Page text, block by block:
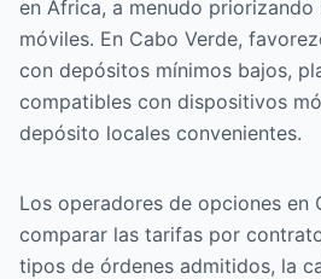
en África, a menudo
móviles. En Cabo Verde,
con depósitos mínimos bajos,
compatibles con dispositivos
depósito locales convenientes.
Los operadores de opciones en
comparar las tarifas por
tipos de órdenes admitidos, la